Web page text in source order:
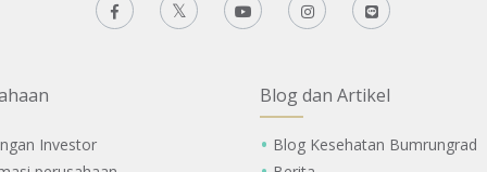
Investor
Blog dan Artikel
Blog Kesehatan Bumrungrad